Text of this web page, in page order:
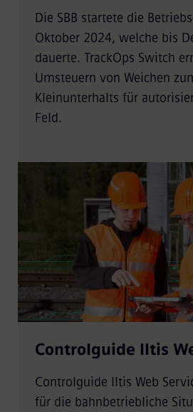
Die SBB startete die
Oktober 2024, welche bis
dauerte. TrackOps Switch
Umsteuern von Weichen
Kleinunterhalts für
Feld.
Controlguide Iltis
Controlguide Iltis Web
für die bahnbetriebliche